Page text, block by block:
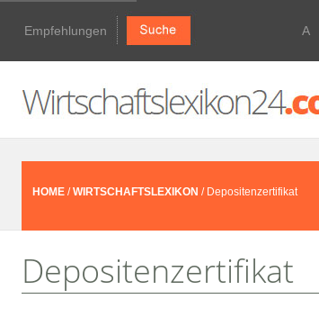
Empfehlungen A
HOME /WIRTSCHAFTSLEXIKON / Depositenzertifikat
Depositenzertifikat